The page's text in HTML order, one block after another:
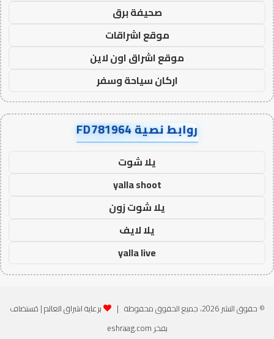
صحيفة برق
موقع اشراقات
موقع اشراق اون لاين
اركان سياحة وسفر
روابط نصية FD781964
يلا شوت
yalla shoot
يلا شوت زون
يلا لايف
yalla live
© حقوق النشر 2026، جميع الحقوق محفوظة | برعاية اشراق العالم| مُستضاف
بفخر eshraag.com